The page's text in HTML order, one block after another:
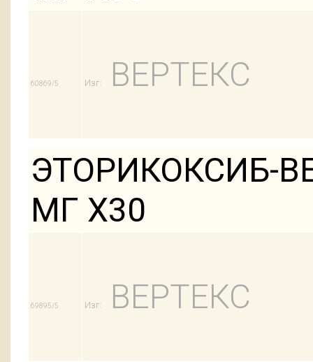
60869/5 Изг: ВЕРТЕКС
ЭТОРИКОКСИБ-
МГ Х30
69895/5 Изг: ВЕРТЕКС